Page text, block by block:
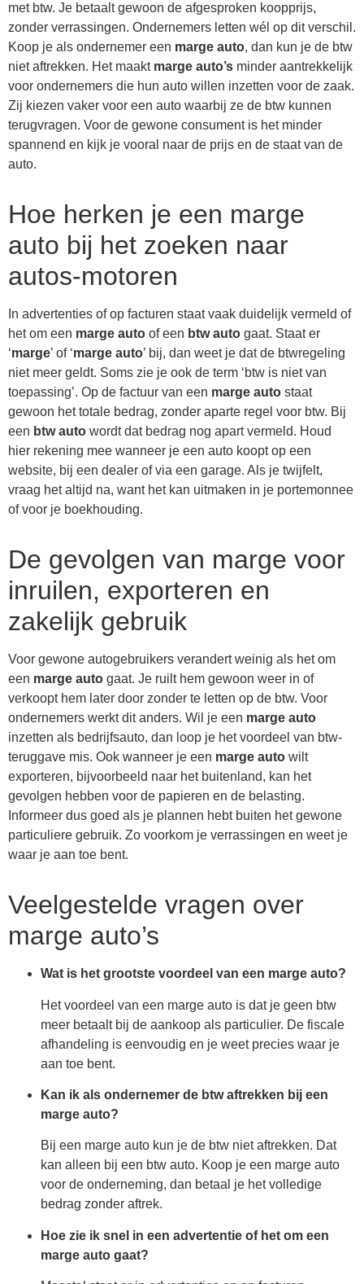
met btw. Je betaalt gewoon de afgesproken koopprijs,
zonder verrassingen. Ondernemers letten wél op dit verschil.
Koop je als ondernemer een marge auto, dan kun je de btw
niet aftrekken. Het maakt marge auto’s minder aantrekkelijk
voor ondernemers die hun auto willen inzetten voor de zaak.
Zij kiezen vaker voor een auto waarbij ze de btw kunnen
terugvragen. Voor de gewone consument is het minder
spannend en kijk je vooral naar de prijs en de staat van de
auto.
Hoe herken je een marge
auto bij het zoeken naar
autos-motoren
In advertenties of op facturen staat vaak duidelijk vermeld of
het om een marge auto of een btw auto gaat. Staat er
‘marge’ of ‘marge auto’ bij, dan weet je dat de btwregeling
niet meer geldt. Soms zie je ook de term ‘btw is niet van
toepassing’. Op de factuur van een marge auto staat
gewoon het totale bedrag, zonder aparte regel voor btw. Bij
een btw auto wordt dat bedrag nog apart vermeld. Houd
hier rekening mee wanneer je een auto koopt op een
website, bij een dealer of via een garage. Als je twijfelt,
vraag het altijd na, want het kan uitmaken in je portemonnee
of voor je boekhouding.
De gevolgen van marge voor
inruilen, exporteren en
zakelijk gebruik
Voor gewone autogebruikers verandert weinig als het om
een marge auto gaat. Je ruilt hem gewoon weer in of
verkoopt hem later door zonder te letten op de btw. Voor
ondernemers werkt dit anders. Wil je een marge auto
inzetten als bedrijfsauto, dan loop je het voordeel van btw-
teruggave mis. Ook wanneer je een marge auto wilt
exporteren, bijvoorbeeld naar het buitenland, kan het
gevolgen hebben voor de papieren en de belasting.
Informeer dus goed als je plannen hebt buiten het gewone
particuliere gebruik. Zo voorkom je verrassingen en weet je
waar je aan toe bent.
Veelgestelde vragen over
marge auto’s
Wat is het grootste voordeel van een marge auto?
Het voordeel van een marge auto is dat je geen btw
meer betaalt bij de aankoop als particulier. De fiscale
afhandeling is eenvoudig en je weet precies waar je
aan toe bent.
Kan ik als ondernemer de btw aftrekken bij een
marge auto?
Bij een marge auto kun je de btw niet aftrekken. Dat
kan alleen bij een btw auto. Koop je een marge auto
voor de onderneming, dan betaal je het volledige
bedrag zonder aftrek.
Hoe zie ik snel in een advertentie of het om een
marge auto gaat?